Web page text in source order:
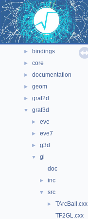
► Namespaces
► All Classes
▼ Files
▼ File List
► bindings
► core
► documentation
► geom
► graf2d
▼ graf3d
► eve
► eve7
► g3d
▼
gl
doc
► inc
▼ src
►
TArcBall.cxx
TF2GL.cxx